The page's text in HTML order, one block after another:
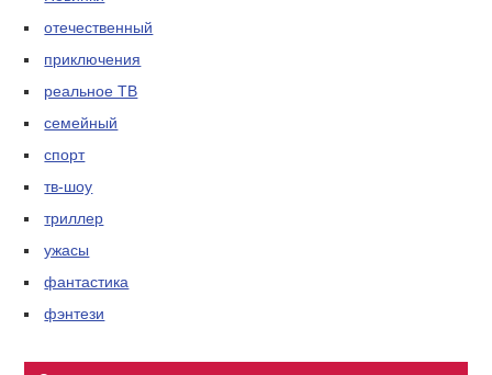
отечественный
приключения
реальное ТВ
семейный
спорт
тв-шоу
триллер
ужасы
фантастика
фэнтези